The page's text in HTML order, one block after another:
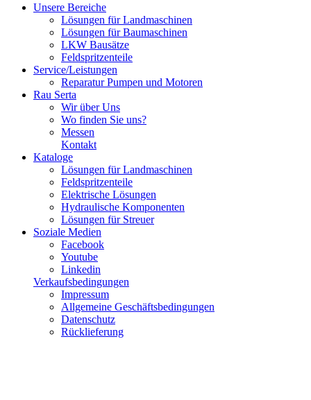
Unsere Bereiche
Lösungen für Landmaschinen
Lösungen für Baumaschinen
LKW Bausätze
Feldspritzenteile
Service/Leistungen
Reparatur Pumpen und Motoren
Rau Serta
Wir über Uns
Wo finden Sie uns?
Messen
Kontakt
Kataloge
Lösungen für Landmaschinen
Feldspritzenteile
Elektrische Lösungen
Hydraulische Komponenten
Lösungen für Streuer
Soziale Medien
Facebook
Youtube
Linkedin
Verkaufsbedingungen
Impressum
Allgemeine Geschäftsbedingungen
Datenschutz
Rücklieferung